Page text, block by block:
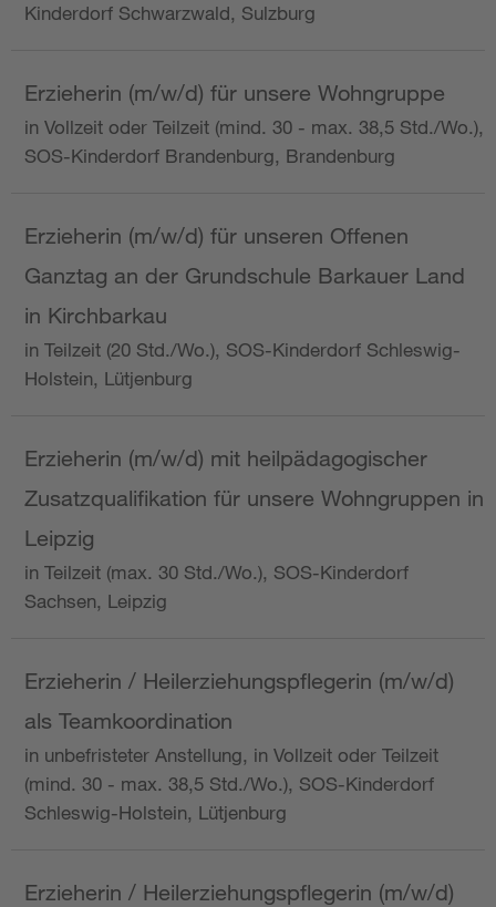
Kinderdorf Schwarzwald, Sulzburg
Erzieherin (m/w/d) für unsere Wohngruppe
in Vollzeit oder Teilzeit (mind. 30 - max. 38,5 Std./Wo.),
SOS-Kinderdorf Brandenburg, Brandenburg
Erzieherin (m/w/d) für unseren Offenen
Ganztag an der Grundschule Barkauer Land
in Kirchbarkau
in Teilzeit (20 Std./Wo.), SOS-Kinderdorf Schleswig-
Holstein, Lütjenburg
Erzieherin (m/w/d) mit heilpädagogischer
Zusatzqualifikation für unsere Wohngruppen in
Leipzig
in Teilzeit (max. 30 Std./Wo.), SOS-Kinderdorf
Sachsen, Leipzig
Erzieherin / Heilerziehungspflegerin (m/w/d)
als Teamkoordination
in unbefristeter Anstellung, in Vollzeit oder Teilzeit
(mind. 30 - max. 38,5 Std./Wo.), SOS-Kinderdorf
Schleswig-Holstein, Lütjenburg
Erzieherin / Heilerziehungspflegerin (m/w/d)